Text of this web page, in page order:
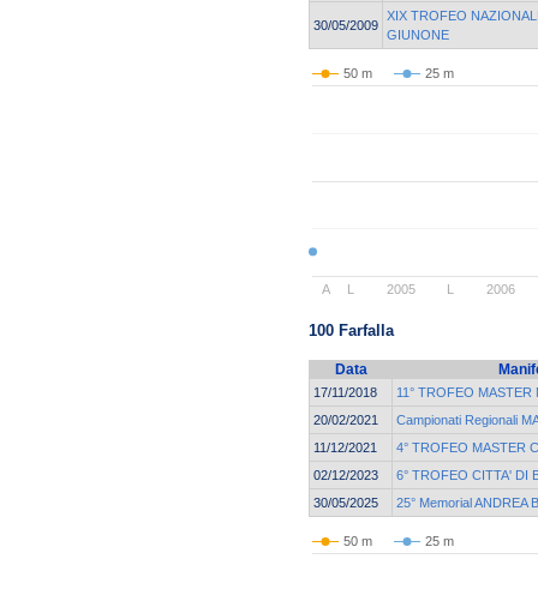
30/05/2009
XIX TROFEO
GIUNONE
50 m 25 m
2005 2006
A
100 Farfalla
Data
17/11/2018
11° TROFEO
20/02/2021
Campionati Regionali
11/12/2021
4° TROFEO MASTER
02/12/2023
6° TROFEO CITTA' DI
30/05/2025
25° Memorial ANDREA
50 m 25 m